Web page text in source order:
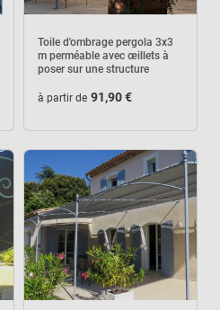
Toile d'ombrage pergola 3x3
m perméable avec œillets à
poser sur une structure
à partir de 91,90 €